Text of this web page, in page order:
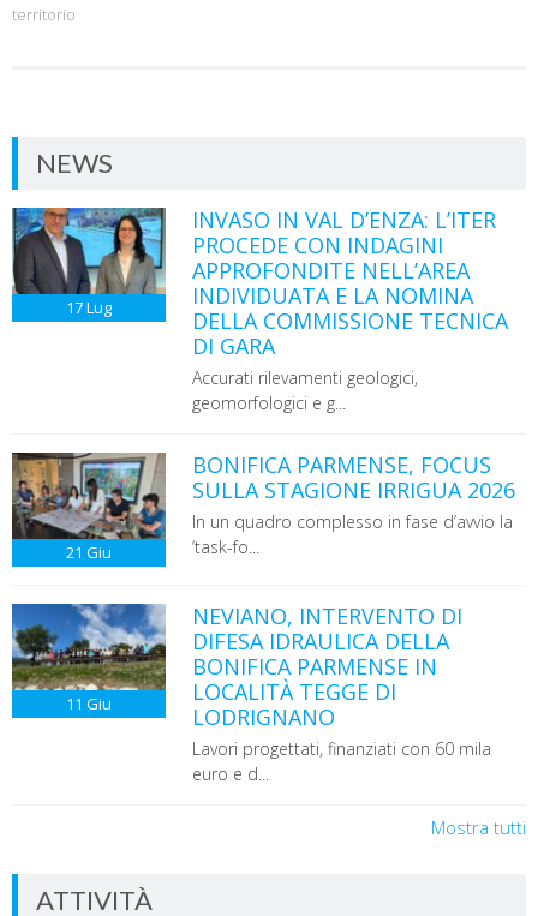
territorio
NEWS
17Lug
INVASO IN VAL D’ENZA: L’ITER
PROCEDE CON INDAGINI
APPROFONDITE NELL’AREA
INDIVIDUATA E LA NOMINA
DELLA COMMISSIONE TECNICA
DI GARA
Accurati rilevamenti geologici,
geomorfologici e g...
21 Giu
BONIFICA PARMENSE, FOCUS
SULLA STAGIONE IRRIGUA 2026
In un quadro complesso in fase d’avvio la
‘task-fo...
11 Giu
NEVIANO, INTERVENTO DI
DIFESA IDRAULICA DELLA
BONIFICA PARMENSE IN
LOCALITÀ TEGGE DI
LODRIGNANO
Lavori progettati, finanziati con 60 mila
euro e d...
Mostra tutti
ATTIVITÀ